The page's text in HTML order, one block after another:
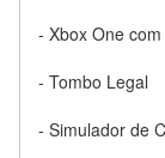
- Xbox One
- Tombo Legal
- Simulador de